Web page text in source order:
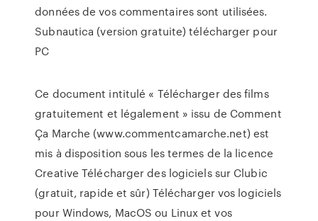
données de vos commentaires sont utilisées.
Subnautica (version gratuite) télécharger pour
PC
Ce document intitulé « Télécharger des films
gratuitement et légalement » issu de Comment
Ça Marche (www.commentcamarche.net) est
mis à disposition sous les termes de la licence
Creative Télécharger des logiciels sur Clubic
(gratuit, rapide et sûr) Télécharger vos logiciels
pour Windows, MacOS ou Linux et vos